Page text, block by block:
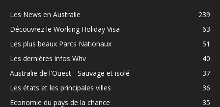
Les News en Australie
239
Découvrez le Working Holiday Visa
63
Les plus beaux Parcs Nationaux
51
Les dernières infos Whv
40
Australie de l'Ouest - Sauvage et isolé
37
Les états et les principales villes
36
Economie du pays de la chance
35